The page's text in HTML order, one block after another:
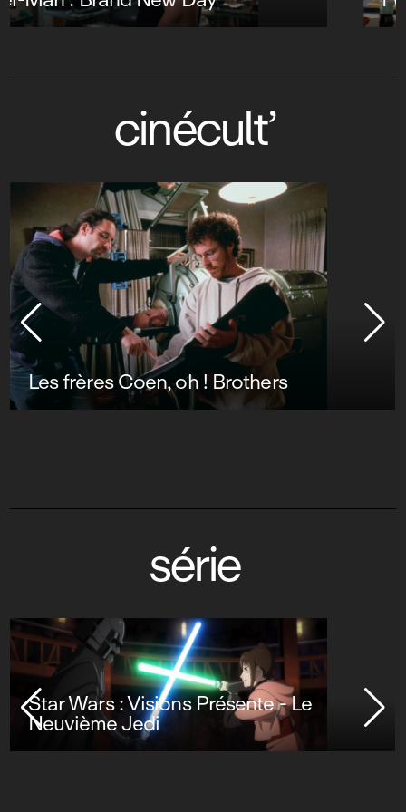
cinécult’
Les frères Coen, oh ! Brothers
série
Star Wars : Visions Présente - Le
Neuvième Jedi